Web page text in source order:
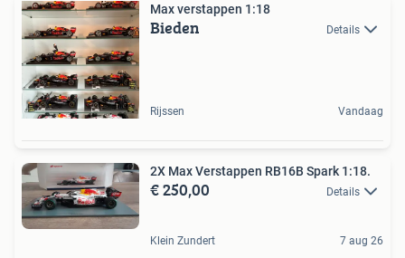
Max verstappen 1:18
Bieden Details
Rijssen Vandaag
2X Max Verstappen RB16B Spark 1:18.
€ 250,00 Details
Klein Zundert 7 aug 26